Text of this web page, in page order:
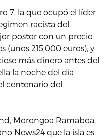
7, la que ocupó el líder
racista del
postor con un precio
(unos 215,000 euros), y
más dinero antes del
la noche del día
centenario del
Morongoa Ramaboa,
News24 que la isla es